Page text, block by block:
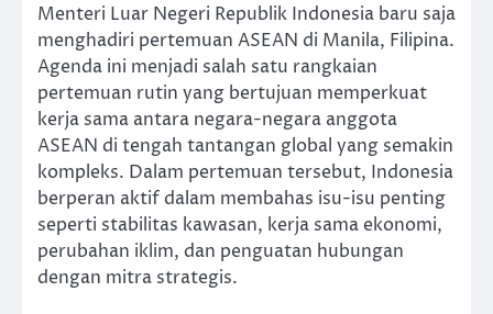
Menteri Luar Negeri Republik Indonesia baru saja
menghadiri pertemuan ASEAN di Manila, Filipina.
Agenda ini menjadi salah satu rangkaian
pertemuan rutin yang bertujuan memperkuat
kerja sama antara negara-negara anggota
ASEAN di tengah tantangan global yang semakin
kompleks. Dalam pertemuan tersebut, Indonesia
berperan aktif dalam membahas isu-isu penting
seperti stabilitas kawasan, kerja sama ekonomi,
perubahan iklim, dan penguatan hubungan
dengan mitra strategis.